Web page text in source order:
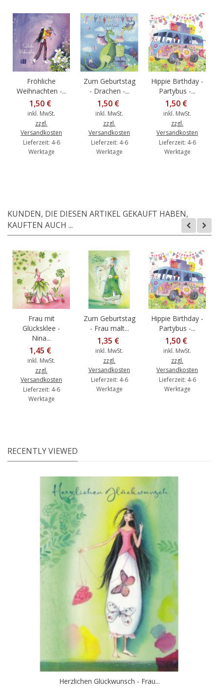
Fröhliche
Weihnachten -...
1,50 €
inkl. MwSt.
zzgl.
Versandkosten
Lieferzeit: 4-6
Werktage
Zum Geburtstag
- Drachen -...
1,50 €
inkl. MwSt.
zzgl.
Versandkosten
Lieferzeit: 4-6
Werktage
Hippie Birthday -
Partybus -...
1,50 €
inkl. MwSt.
zzgl.
Versandkosten
Lieferzeit: 4-6
Werktage
KUNDEN, DIE DIESEN ARTIKEL GEKAUFT HABEN,
KAUFTEN AUCH ...
Frau mit
Glücksklee -
Nina...
1,45 €
inkl. MwSt.
zzgl.
Versandkosten
Lieferzeit: 4-6
Werktage
Zum Geburtstag
- Frau malt...
1,35 €
inkl. MwSt.
zzgl.
Versandkosten
Lieferzeit: 4-6
Werktage
Hippie Birthday -
Partybus -...
1,50 €
inkl. MwSt.
zzgl.
Versandkosten
Lieferzeit: 4-6
Werktage
RECENTLY VIEWED
Herzlichen Glückwunsch - Frau...